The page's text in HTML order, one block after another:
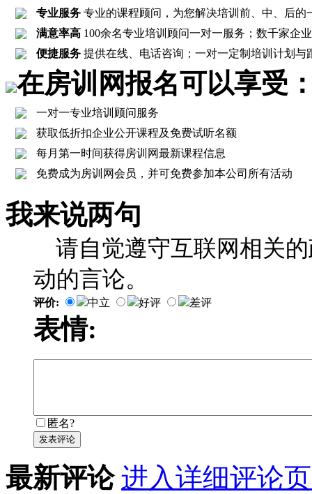
专业服务 专业的课程顾问，为您解决培训前、中、后的
满意率高 100余名专业培训顾问一对一服务；数千家企
便捷服务 提供在线、电话咨询；一对一定制培训计划
在房训网报名可以享受
一对一专业培训顾问服务
获取低折扣企业公开课程及免费试听名额
每月第一时间获得房训网最新课程信息
免费成为房训网会员，并可免费参加本公司所有活动
我来说两句
请自觉遵守互联网相关
动的言论。
评价: 中立 好评 差评
表情:
匿名?
发表评论
最新评论 进入详细评论